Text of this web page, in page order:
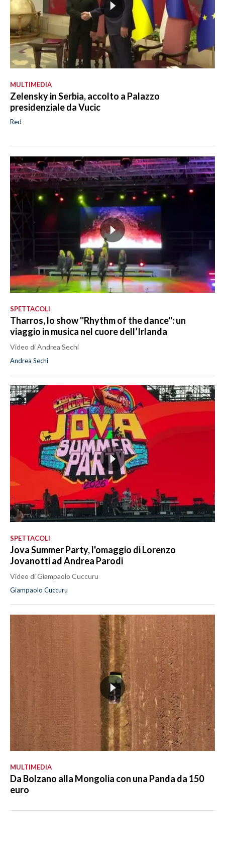
MULTIMEDIA
Zelensky in Serbia, accolto a Palazzo
presidenziale da Vucic
Red
SPETTACOLI
Tharros, lo show ''Rhythm of the dance'': un
viaggio in musica nel cuore dell’Irlanda
Video di Andrea Sechi
Andrea Sechi
SPETTACOLI
Jova Summer Party, l'omaggio di Lorenzo
Jovanotti ad Andrea Parodi
Video di Giampaolo Cuccuru
Giampaolo Cuccuru
MULTIMEDIA
Da Bolzano alla Mongolia con una Panda da 150
euro